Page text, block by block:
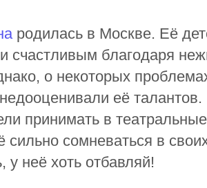
родилась в Москве. Её
счастливым благодаря
о некоторых
её
принимать в
сильно сомневаться в
у неё хоть отбавляй!